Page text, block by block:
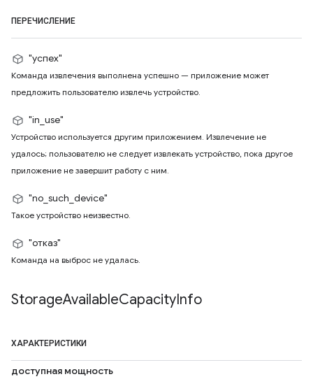
ПЕРЕЧИСЛЕНИЕ
"успех"
Команда извлечения выполнена успешно — приложение может
предложить пользователю извлечь устройство.
"in_use"
Устройство используется другим приложением. Извлечение не
удалось; пользователю не следует извлекать устройство, пока другое
приложение не завершит работу с ним.
"no_such_device"
Такое устройство неизвестно.
"отказ"
Команда на выброс не удалась.
StorageAvailableCapacityInfo
ХАРАКТЕРИСТИКИ
доступная мощность